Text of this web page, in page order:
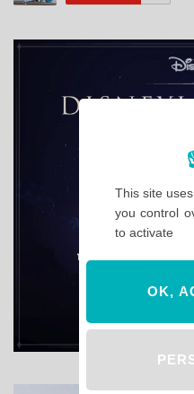
This site
you control
to activate
OK,